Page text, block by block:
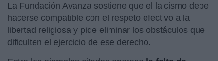
La Fundación Avanza sostiene que el laicismo debe
hacerse compatible con el respeto efectivo a la
libertad religiosa y pide eliminar los obstáculos que
dificulten el ejercicio de ese derecho.